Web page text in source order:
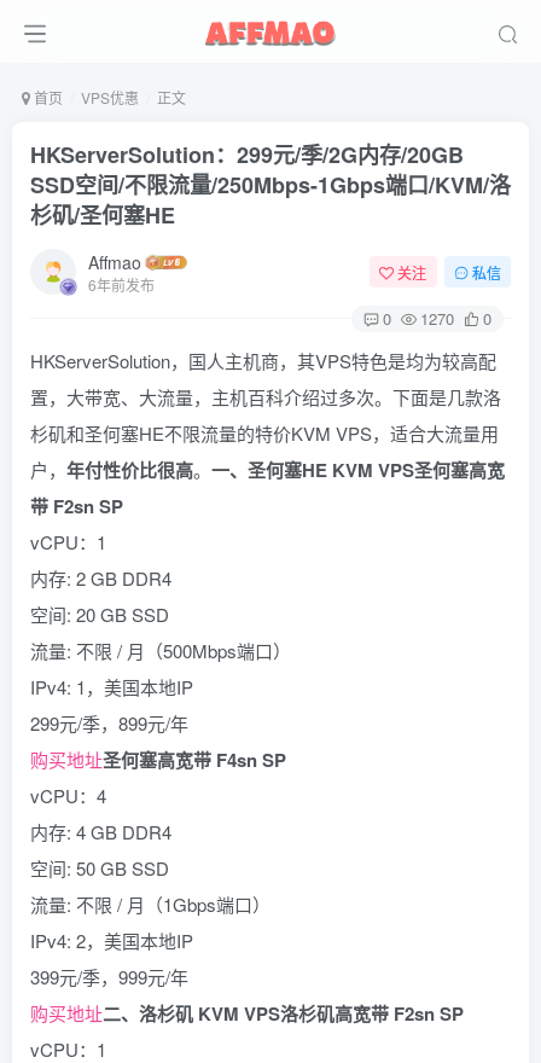
首页 VPS优惠 正文
HKServerSolution：299元/季/2G内存/20GB
SSD空间/不限流量/250Mbps-1Gbps端口/KVM/洛
杉矶/圣何塞HE
Affmao
6年前发布
关注 私信
0 1270 0
HKServerSolution，国人主机商，其VPS特色是均为较高配
置，大带宽、大流量，主机百科介绍过多次。下面是几款洛
杉矶和圣何塞HE不限流量的特价KVM VPS，适合大流量用
户， 年付性价比很高。 一、圣何塞HE KVM VPS圣何塞高宽
带 F2sn SP
vCPU：1
内存: 2 GB DDR4
空间: 20 GB SSD
流量: 不限 / 月（500Mbps端口）
IPv4: 1，美国本地IP
299元/季，899元/年
购买地址圣何塞高宽带 F4sn SP
vCPU：4
内存: 4 GB DDR4
空间: 50 GB SSD
流量: 不限 / 月（1Gbps端口）
IPv4: 2，美国本地IP
399元/季，999元/年
购买地址二、洛杉矶 KVM VPS洛杉矶高宽带 F2sn SP
vCPU：1